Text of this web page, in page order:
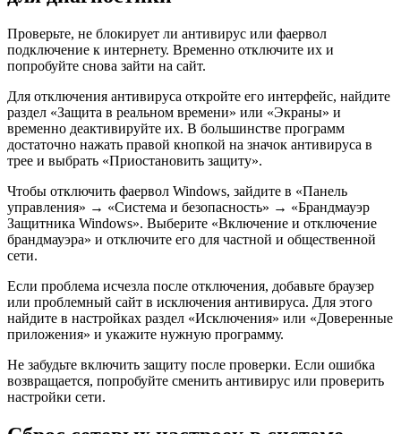
Проверьте, не блокирует ли антивирус или фаервол
подключение к интернету. Временно отключите их и
попробуйте снова зайти на сайт.
Для отключения антивируса откройте его интерфейс, найдите
раздел «Защита в реальном времени» или «Экраны» и
временно деактивируйте их. В большинстве программ
достаточно нажать правой кнопкой на значок антивируса в
трее и выбрать «Приостановить защиту».
Чтобы отключить фаервол Windows, зайдите в «Панель
управления» → «Система и безопасность» → «Брандмауэр
Защитника Windows». Выберите «Включение и отключение
брандмауэра» и отключите его для частной и общественной
сети.
Если проблема исчезла после отключения, добавьте браузер
или проблемный сайт в исключения антивируса. Для этого
найдите в настройках раздел «Исключения» или «Доверенные
приложения» и укажите нужную программу.
Не забудьте включить защиту после проверки. Если ошибка
возвращается, попробуйте сменить антивирус или проверить
настройки сети.